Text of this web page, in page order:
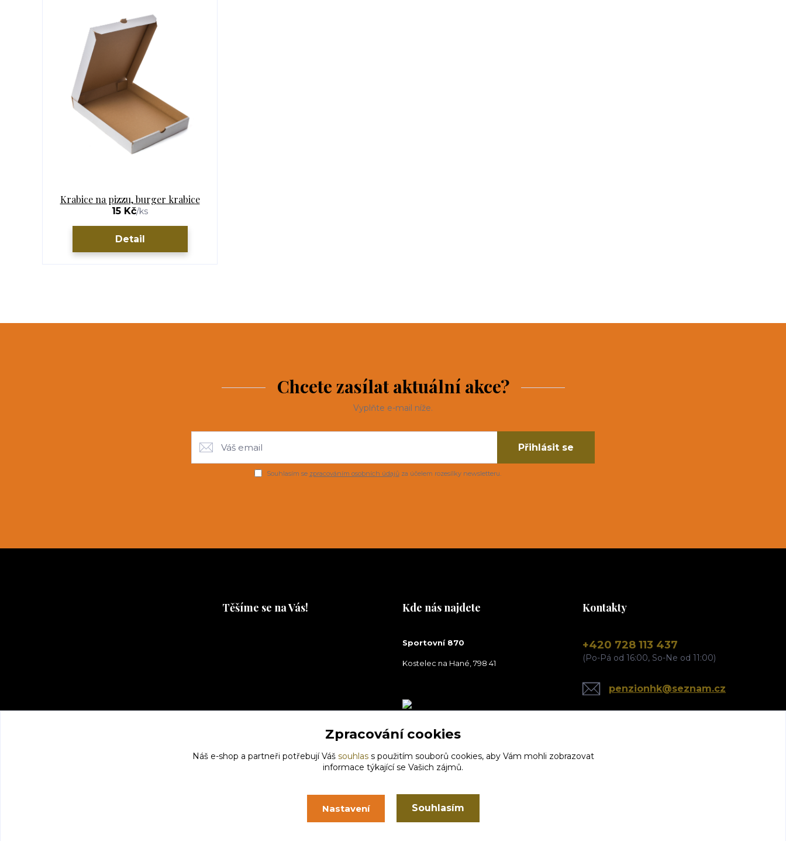
Krabice na pizzu, burger krabice
15 Kč/ks
Detail
Chcete zasílat aktuální akce?
Vyplňte e-mail níže.
Přihlásit se
Souhlasím se zpracováním osobních údajůza účelem rozesílky newsletteru.
Těšíme se na Vás! Kde nás najdete
Sportovní 870
Kostelec na Hané, 798 41
Kontakty
+420 728 113 437
(Po-Pá od 16:00, So-Ne od 11:00)
penzionhk@seznam.cz
Zpracování cookies
Náš e-shop a partneři potřebují Váš souhlass použitím souborů cookies, aby Vám mohli zobrazovat
informace týkající se Vašich zájmů.
Nastavení Souhlasím